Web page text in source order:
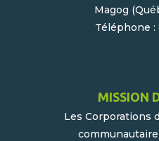
Magog
Téléphone :
MISSION
Les Corporations